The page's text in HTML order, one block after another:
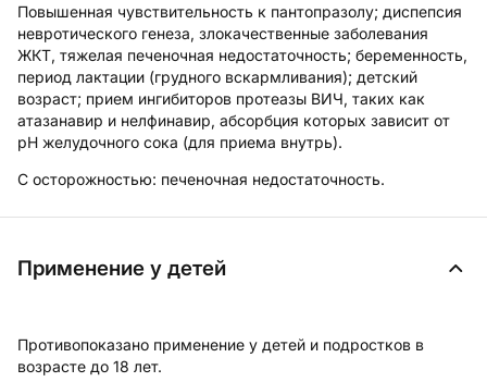
Повышенная чувствительность к пантопразолу; диспепсия
невротического генеза, злокачественные заболевания
ЖКТ, тяжелая печеночная недостаточность; беременность,
период лактации (грудного вскармливания); детский
возраст; прием ингибиторов протеазы ВИЧ, таких как
атазанавир и нелфинавир, абсорбция которых зависит от
pH желудочного сока (для приема внутрь).
С осторожностью: печеночная недостаточность.
Применение у детей
Противопоказано применение у детей и подростков в
возрасте до 18 лет.